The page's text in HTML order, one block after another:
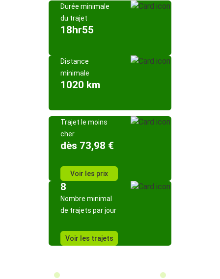
Durée minimale
du trajet
18hr55
Distance
minimale
1020 km
Trajet le moins
cher
dès 73,98 €
Voir les prix
8
Nombre minimal
de trajets par jour
Voir les trajets